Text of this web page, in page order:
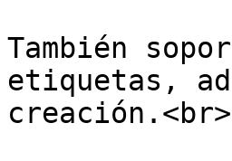
También
etiquetas,
creación.<br>